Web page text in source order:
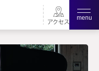
menu